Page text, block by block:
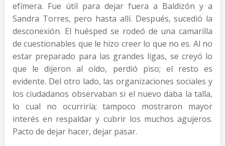
efímera. Fue útil para dejar fuera a Baldizón y a
Sandra Torres, pero hasta allí. Después, sucedió la
desconexión. El huésped se rodeó de una camarilla
de cuestionables que le hizo creer lo que no es. Al no
estar preparado para las grandes ligas, se creyó lo
que le dijeron al oído, perdió piso; el resto es
evidente. Del otro lado, las organizaciones sociales y
los ciudadanos observaban si el nuevo daba la talla,
lo cual no ocurriría; tampoco mostraron mayor
interés en respaldar y cubrir los muchos agujeros.
Pacto de dejar hacer, dejar pasar.